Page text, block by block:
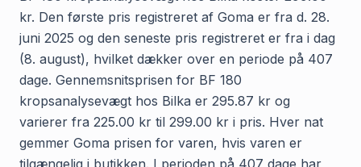
kr. Den første pris registreret af Goma er fra d. 28.
juni 2025 og den seneste pris registreret er fra i dag
(8. august), hvilket dækker over en periode på 407
dage. Gennemsnitsprisen for BF 180
kropsanalysevægt hos Bilka er 295.87 kr og
varierer fra 225.00 kr til 299.00 kr i pris. Hver nat
gemmer Goma prisen for varen, hvis varen er
tilgængelig i butikken. I perioden på 407 dage har